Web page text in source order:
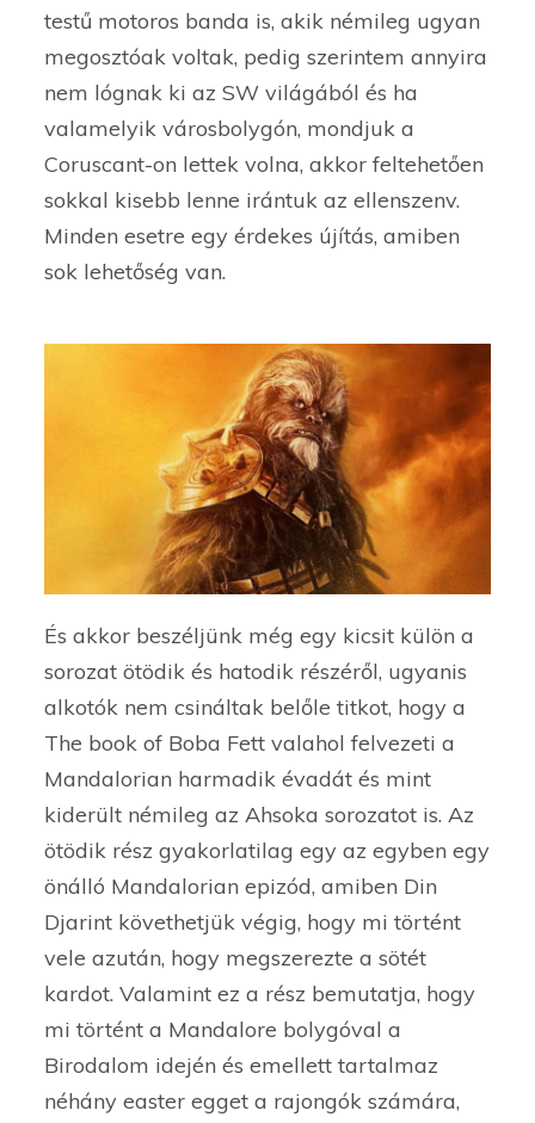
testű motoros banda is, akik némileg ugyan
megosztóak voltak, pedig szerintem annyira
nem lógnak ki az SW világából és ha
valamelyik városbolygón, mondjuk a
Coruscant-on lettek volna, akkor feltehetően
sokkal kisebb lenne irántuk az ellenszenv.
Minden esetre egy érdekes újítás, amiben
sok lehetőség van.
És akkor beszéljünk még egy kicsit külön a
sorozat ötödik és hatodik részéről, ugyanis
alkotók nem csináltak belőle titkot, hogy a
The book of Boba Fett valahol felvezeti a
Mandalorian harmadik évadát és mint
kiderült némileg az Ahsoka sorozatot is. Az
ötödik rész gyakorlatilag egy az egyben egy
önálló Mandalorian epizód, amiben Din
Djarint követhetjük végig, hogy mi történt
vele azután, hogy megszerezte a sötét
kardot. Valamint ez a rész bemutatja, hogy
mi történt a Mandalore bolygóval a
Birodalom idején és emellett tartalmaz
néhány easter egget a rajongók számára,